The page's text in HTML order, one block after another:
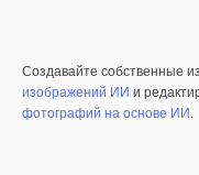
Создавайте собственные
изображений ИИ и
фотографий на основе ИИ.